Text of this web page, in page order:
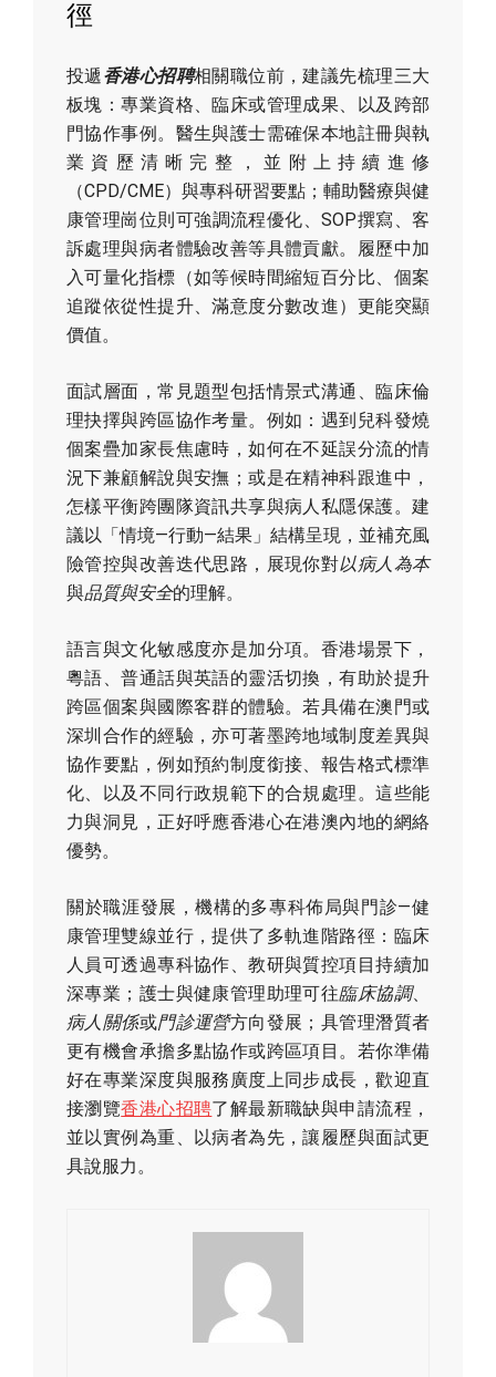
徑
投遞香港心招聘相關職位前，建議先梳理三大
板塊：專業資格、臨床或管理成果、以及跨部
門協作事例。醫生與護士需確保本地註冊與執
業資歷清晰完整，並附上持續進修
（CPD/CME）與專科研習要點；輔助醫療與健
康管理崗位則可強調流程優化、SOP撰寫、客
訴處理與病者體驗改善等具體貢獻。履歷中加
入可量化指標（如等候時間縮短百分比、個案
追蹤依從性提升、滿意度分數改進）更能突顯
價值。
面試層面，常見題型包括情景式溝通、臨床倫
理抉擇與跨區協作考量。例如：遇到兒科發燒
個案疊加家長焦慮時，如何在不延誤分流的情
況下兼顧解說與安撫；或是在精神科跟進中，
怎樣平衡跨團隊資訊共享與病人私隱保護。建
議以「情境—行動—結果」結構呈現，並補充風
險管控與改善迭代思路，展現你對以病人為本
與品質與安全的理解。
語言與文化敏感度亦是加分項。香港場景下，
粵語、普通話與英語的靈活切換，有助於提升
跨區個案與國際客群的體驗。若具備在澳門或
深圳合作的經驗，亦可著墨跨地域制度差異與
協作要點，例如預約制度銜接、報告格式標準
化、以及不同行政規範下的合規處理。這些能
力與洞見，正好呼應香港心在港澳內地的網絡
優勢。
關於職涯發展，機構的多專科佈局與門診—健
康管理雙線並行，提供了多軌進階路徑：臨床
人員可透過專科協作、教研與質控項目持續加
深專業；護士與健康管理助理可往臨床協調、
病人關係或門診運營方向發展；具管理潛質者
更有機會承擔多點協作或跨區項目。若你準備
好在專業深度與服務廣度上同步成長，歡迎直
接瀏覽香港心招聘了解最新職缺與申請流程，
並以實例為重、以病者為先，讓履歷與面試更
具說服力。